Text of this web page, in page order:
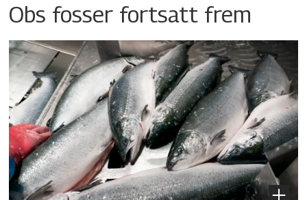
Obs fosser fortsatt frem